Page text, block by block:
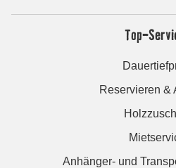
Top-
Reservieren &
Anhänger- und